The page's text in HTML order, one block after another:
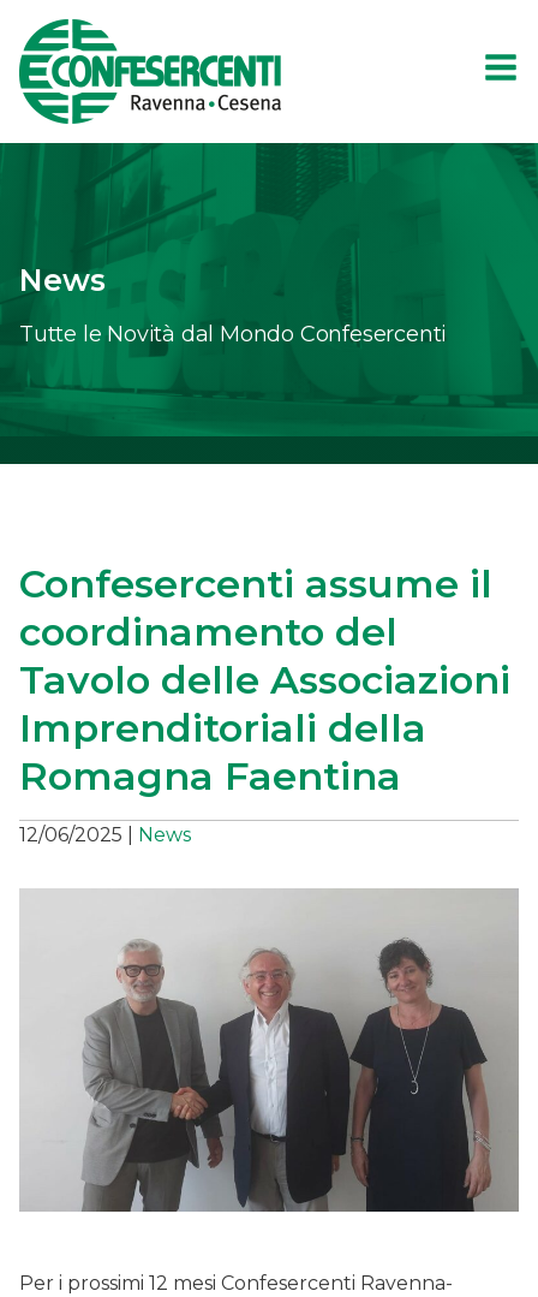
News
Tutte le Novità dal Mondo Confesercenti
Confesercenti assume il
coordinamento del
Tavolo delle Associazioni
Imprenditoriali della
Romagna Faentina
12/06/2025 News
Per i prossimi 12 mesi Confesercenti Ravenna-